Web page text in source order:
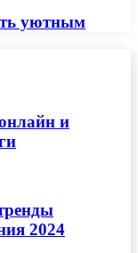
уютным
и
2024